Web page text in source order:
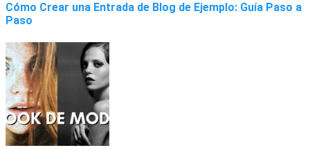
Cómo Crear una Entrada de Blog de Ejemplo: Guía Paso a
Paso